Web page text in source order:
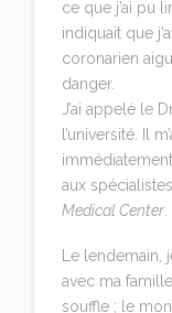
ce que j’ai pu
indiquait que
coronarien
danger.
J’ai appelé le
l’université. Il
aux
Medical Center
Le lendemain,
avec ma
souffle ; le